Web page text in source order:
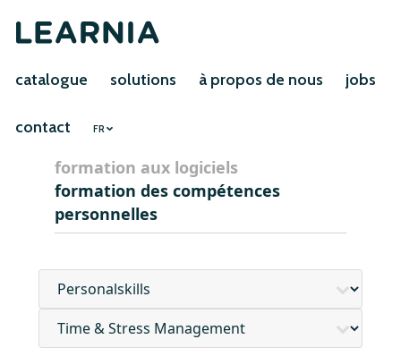
catalogue solutions à propos de nous jobs
contact FR
formation aux logiciels
formation des compétences
personnelles